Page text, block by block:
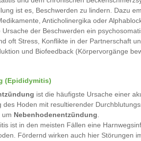
ist es, Beschwerden zu lindern. Dazu
Anticholinergika oder
Ursache der Beschwerden ein
oft Stress, Konflikte in der Partnerschaft
und Biofeedback (Körpervorgänge
(Epididymitis)
ist die häufigste Ursache einer
des Hoden mit resultierender
um Nebenhodenentzündung
ist in den meisten Fällen eine
Fördernd wirken auch hier Störungen